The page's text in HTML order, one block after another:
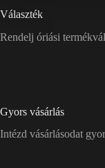
Választék
Rendelj óriási
Gyors vásárlás
Intézd vásárlásodat